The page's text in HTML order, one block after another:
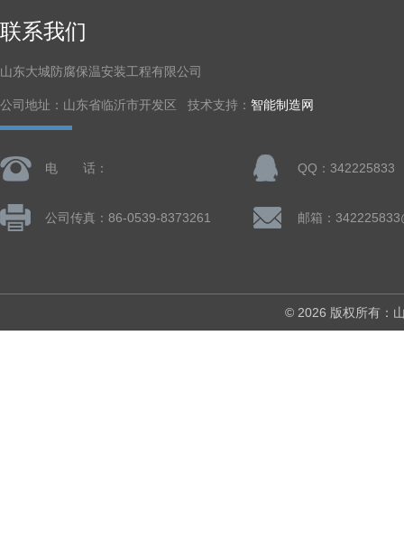
联系我们
山东大城防腐保温安装工程有限公司
公司地址：山东省临沂市开发区 技术支持： 智能制造网
电 话： QQ：342225833
公司传真：86-0539-8373261 邮箱：
© 2026 版权所有：